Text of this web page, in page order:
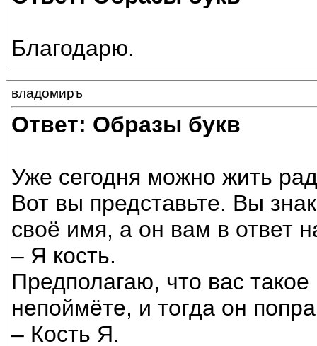
Благодарю.
владомиръ
Ответ: Образы букв
Уже сегодня можно жить
Вот вы представьте. Вы
своё имя, а он вам в ответ
– Я кость.
Предполагаю, что вас
непоймёте, и тогда он
– Кость Я.